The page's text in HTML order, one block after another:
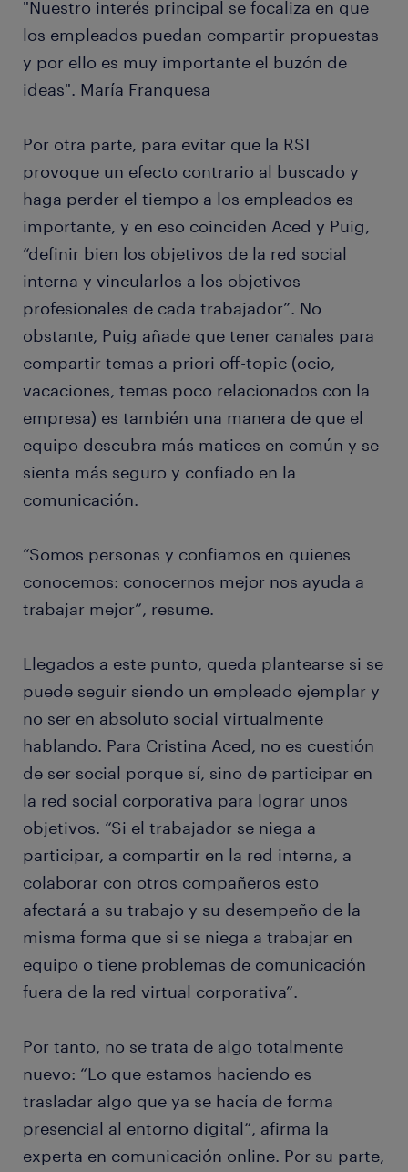
"Nuestro interés principal se focaliza en que
los empleados puedan compartir propuestas
y por ello es muy importante el buzón de
ideas". María Franquesa
Por otra parte, para evitar que la RSI
provoque un efecto contrario al buscado y
haga perder el tiempo a los empleados es
importante, y en eso coinciden Aced y Puig,
“definir bien los objetivos de la red social
interna y vincularlos a los objetivos
profesionales de cada trabajador”. No
obstante, Puig añade que tener canales para
compartir temas a priori off-topic (ocio,
vacaciones, temas poco relacionados con la
empresa) es también una manera de que el
equipo descubra más matices en común y se
sienta más seguro y confiado en la
comunicación.
“Somos personas y confiamos en quienes
conocemos: conocernos mejor nos ayuda a
trabajar mejor”, resume.
Llegados a este punto, queda plantearse si se
puede seguir siendo un empleado ejemplar y
no ser en absoluto social virtualmente
hablando. Para Cristina Aced, no es cuestión
de ser social porque sí, sino de participar en
la red social corporativa para lograr unos
objetivos. “Si el trabajador se niega a
participar, a compartir en la red interna, a
colaborar con otros compañeros esto
afectará a su trabajo y su desempeño de la
misma forma que si se niega a trabajar en
equipo o tiene problemas de comunicación
fuera de la red virtual corporativa”.
Por tanto, no se trata de algo totalmente
nuevo: “Lo que estamos haciendo es
trasladar algo que ya se hacía de forma
presencial al entorno digital”, afirma la
experta en comunicación online. Por su parte,